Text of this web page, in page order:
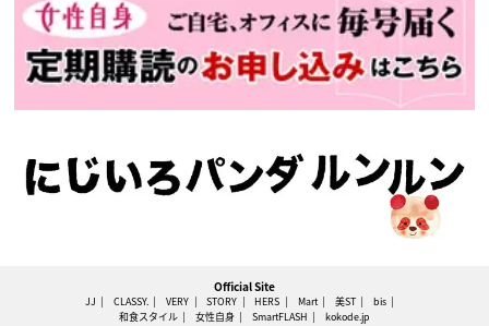
Official Site
JJ CLASSY. VERY STORY HERS Mart 美ST
bis
和食スタイル
女性自身 SmartFLASH kokode.jp